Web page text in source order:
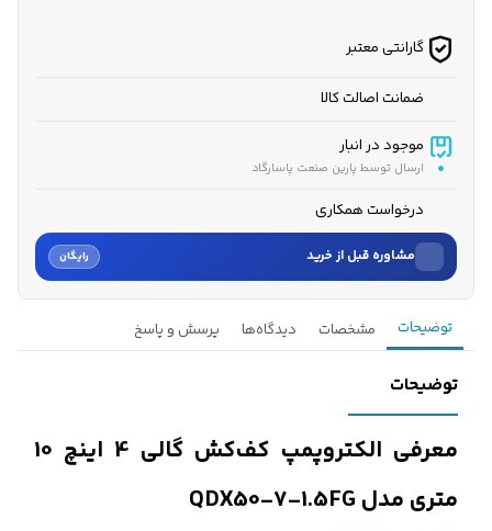
گارانتی معتبر
ضمانت اصالت کالا
موجود در انبار
ارسال توسط پارین صنعت پاسارگاد
درخواست همکاری
مشاوره قبل از خرید رایگان
نام
تماس می‌گیرند.
توضیحات مشخصات دیدگاه‌ها پرسش و پاسخ
توضیحات
معرفی الکتروپمپ کف‌کش گالی 4 اینچ 10
متری مدل QDX50-7-1.5FG